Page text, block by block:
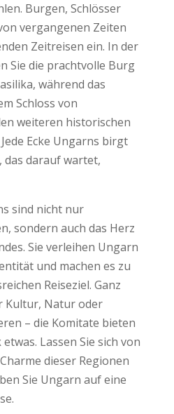
Burgen, Schlösser
vergangenen Zeiten
Zeitreisen ein. In der
Sie die prachtvolle Burg
während das
Schloss von
weiteren historischen
Ecke Ungarns birgt
das darauf wartet,
sind nicht nur
sondern auch das Herz
Sie verleihen Ungarn
und machen es zu
Reiseziel. Ganz
Kultur, Natur oder
– die Komitate bieten
Lassen Sie sich von
dieser Regionen
Sie Ungarn auf eine